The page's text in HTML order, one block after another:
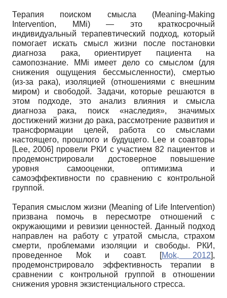
Терапия поиском смысла (Meaning-Making
Intervention, MMi) — это краткосрочный
индивидуальный терапевтический подход, который
помогает искать смысл жизни после постановки
диагноза рака, ориентирует пациента на
самопознание. MMi имеет дело со смыслом (для
снижения ощущения бессмысленности), смертью
(из-за рака), изоляцией (отношениями с внешним
миром) и свободой. Задачи, которые решаются в
этом подходе, это анализ влияния и смысла
диагноза рака, поиск «наследия», значимых
достижений жизни до рака, рассмотрение развития и
трансформации целей, работа со смыслами
настоящего, прошлого и будущего. Lee и соавторы
[Lee, 2006] провели РКИ с участием 82 пациентов и
продемонстрировали достоверное повышение
уровня самооценки, оптимизма и
самоэффективности по сравнению с контрольной
группой.
Терапия смыслом жизни (Meaning of Life Intervention)
призвана помочь в пересмотре отношений с
окружающими и ревизии ценностей. Данный подход
направлен на работу с утратой смысла, страхом
смерти, проблемами изоляции и свободы. РКИ,
проведенное Моk и соавт.
[Mok, 2012],
продемонстрировало эффективность терапии в
сравнении с контрольной группой в отношении
снижения уровня экзистенциального стресса.